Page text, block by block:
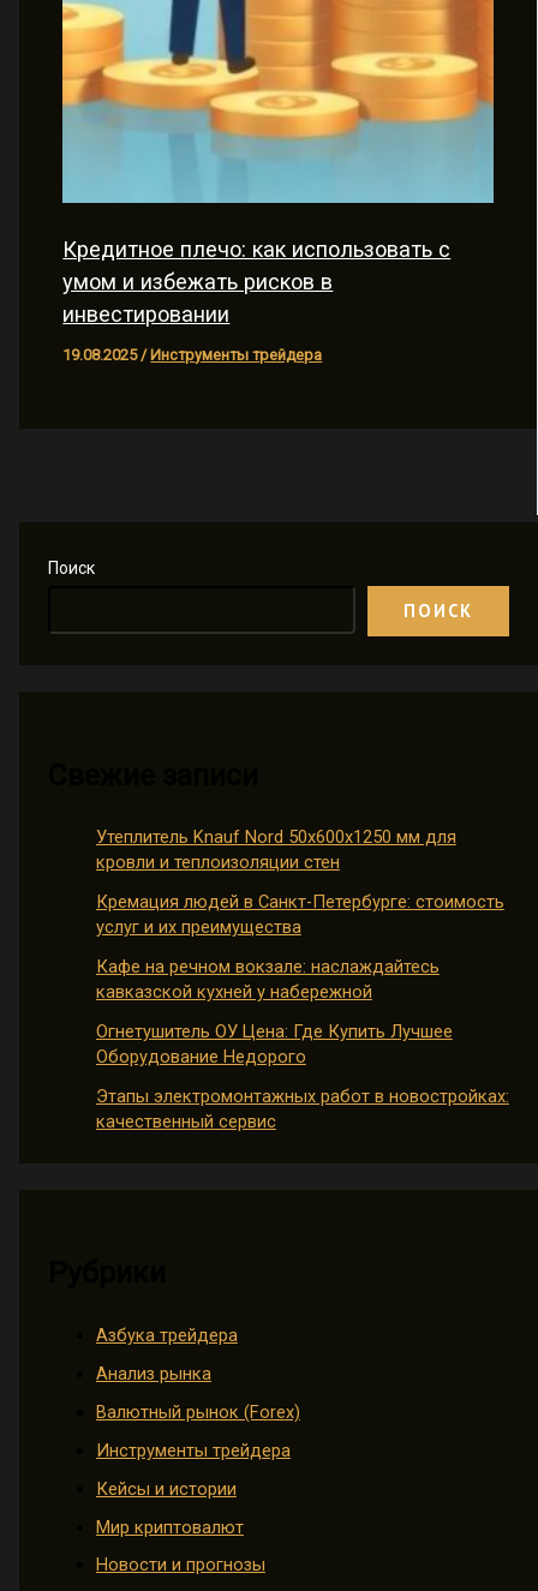
Поиск
ПОИСК
Утеплитель Knauf Nord 50х600х1250 мм для
кровли и теплоизоляции стен
Кремация людей в Санкт-Петербурге: стоимость
услуг и их преимущества
Кафе на речном вокзале: наслаждайтесь
кавказской кухней у набережной
Огнетушитель ОУ Цена: Где Купить Лучшее
Оборудование Недорого
Этапы электромонтажных работ в новостройках:
качественный сервис
Азбука трейдера
Анализ рынка
Валютный рынок (Forex)
Инструменты трейдера
Кейсы и истории
Мир криптовалют
Новости и прогнозы
Кредитное плечо: как использовать с
умом и избежать рисков в
инвестировании
19.08.2025 / Инструменты трейдера